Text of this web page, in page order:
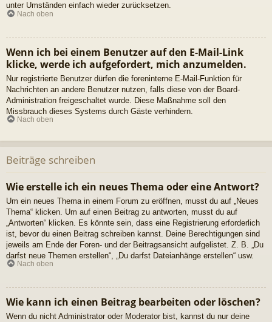
unter Umständen einfach wieder zurücksetzen.
Nach oben
Wenn ich bei einem Benutzer auf den E-Mail-Link
klicke, werde ich aufgefordert, mich anzumelden.
Nur registrierte Benutzer dürfen die foreninterne E-Mail-Funktion für
Nachrichten an andere Benutzer nutzen, falls diese von der Board-
Administration freigeschaltet wurde. Diese Maßnahme soll den
Missbrauch dieses Systems durch Gäste verhindern.
Nach oben
Beiträge schreiben
Wie erstelle ich ein neues Thema oder eine Antwort?
Um ein neues Thema in einem Forum zu eröffnen, musst du auf „Neues
Thema“ klicken. Um auf einen Beitrag zu antworten, musst du auf
„Antworten“ klicken. Es könnte sein, dass eine Registrierung erforderlich
ist, bevor du einen Beitrag schreiben kannst. Deine Berechtigungen sind
jeweils am Ende der Foren- und der Beitragsansicht aufgelistet. Z. B. „Du
darfst neue Themen erstellen“, „Du darfst Dateianhänge erstellen“ usw.
Nach oben
Wie kann ich einen Beitrag bearbeiten oder löschen?
Wenn du nicht Administrator oder Moderator bist, kannst du nur deine